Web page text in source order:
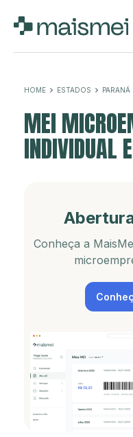
HOME ESTADOS PARANÁ
MEI
INDIVIDUAL
Conheça a